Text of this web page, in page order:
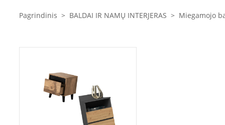
Pagrindinis > BALDAI IR NAMŲ INTERJERAS > Miegamojo